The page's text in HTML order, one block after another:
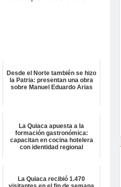
Desde el Norte también se hizo
la Patria: presentan una obra
sobre Manuel Eduardo Arias
La Quiaca apuesta a la
formación gastronómica:
capacitan en cocina hotelera
con identidad regional
La Quiaca recibió 1.470